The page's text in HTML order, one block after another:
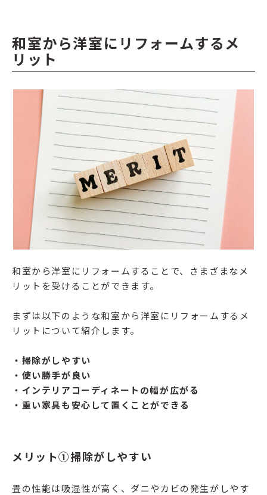
和室から洋室にリフォームするメ
リット
和室から洋室にリフォームすることで、さまざまなメ
リットを受けることができます。
まずは以下のような和室から洋室にリフォームするメ
リットについて紹介します。
・掃除がしやすい
・使い勝手が良い
・インテリアコーディネートの幅が広がる
・重い家具も安心して置くことができる
メリット①掃除がしやすい
畳の性能は吸湿性が高く、ダニやカビの発生がしやす